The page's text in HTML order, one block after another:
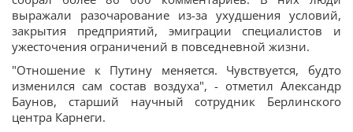
выражали разочарование из-за ухудшения условий,
закрытия предприятий, эмиграции специалистов и
ужесточения ограничений в повседневной жизни.
"Отношение к Путину меняется. Чувствуется, будто
изменился сам состав воздуха", - отметил Александр
Баунов, старший научный сотрудник Берлинского
центра Карнеги.